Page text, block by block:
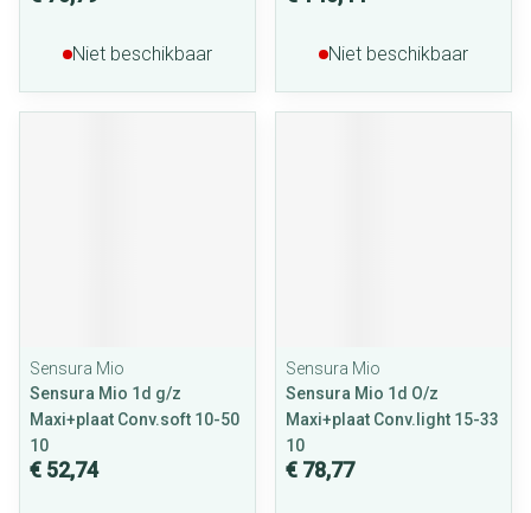
Niet beschikbaar Niet beschikbaar
Sensura Mio
Sensura Mio 1d g/z
Maxi+plaat Conv.soft 10-50
10
€ 52,74
Sensura Mio
Sensura Mio 1d O/z
Maxi+plaat Conv.light 15-33
10
€ 78,77